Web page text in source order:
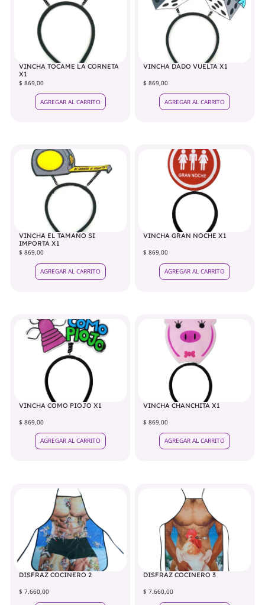
VINCHA TOCAME LA CORNETA
X1
$ 869,00
AGREGAR AL CARRITO
VINCHA DADO VUELTA X1
$ 869,00
AGREGAR AL CARRITO
VINCHA EL TAMAÑO SI
IMPORTA X1
$ 869,00
AGREGAR AL CARRITO
VINCHA GRAN NOCHE X1
$ 869,00
AGREGAR AL CARRITO
VINCHA COMO PIOJO X1
$ 869,00
AGREGAR AL CARRITO
VINCHA CHANCHITA X1
$ 869,00
AGREGAR AL CARRITO
DISFRAZ COCINERO 2
$ 7.660,00
DISFRAZ COCINERO 3
$ 7.660,00